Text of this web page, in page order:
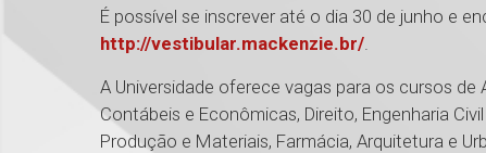
É possível se inscrever até o dia 30 de junho e
http://vestibular.mackenzie.br/.
A Universidade oferece vagas para os cursos
Contábeis e Econômicas, Direito, Engenharia
Produção e Materiais, Farmácia, Arquitetura e